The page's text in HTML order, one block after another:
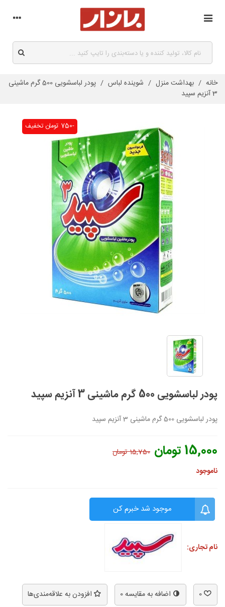
خانه / بهداشت منزل / شوینده لباس /
پودر لباسشویی 500 گرم ماشینی
3 آنزیم سپید
تخفیف -750 تومان
پودر لباسشویی 500 گرم ماشینی 3 آنزیم سپید
پودر لباسشویی 500 گرم ماشینی 3 آنزیم سپید
15,000 تومان
15,750 تومان
ناموجود
موجود شد خبرم کن
نام تجاری:
0 اضافه به مقایسه0 افزودن به علاقه‌مندی‌ها